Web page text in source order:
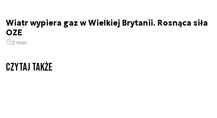
Wiatr wypiera gaz w Wielkiej Brytanii. Rosnąca siła
OZE
2 min.
Czytaj także